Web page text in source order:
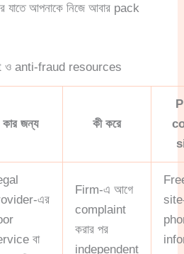
যাতে আপনাকে নিজে আবার pack
ও anti-fraud resources
কার জন্য কী করে
এর
বা
Firm-এ আগে
complaint
করার পর
independent